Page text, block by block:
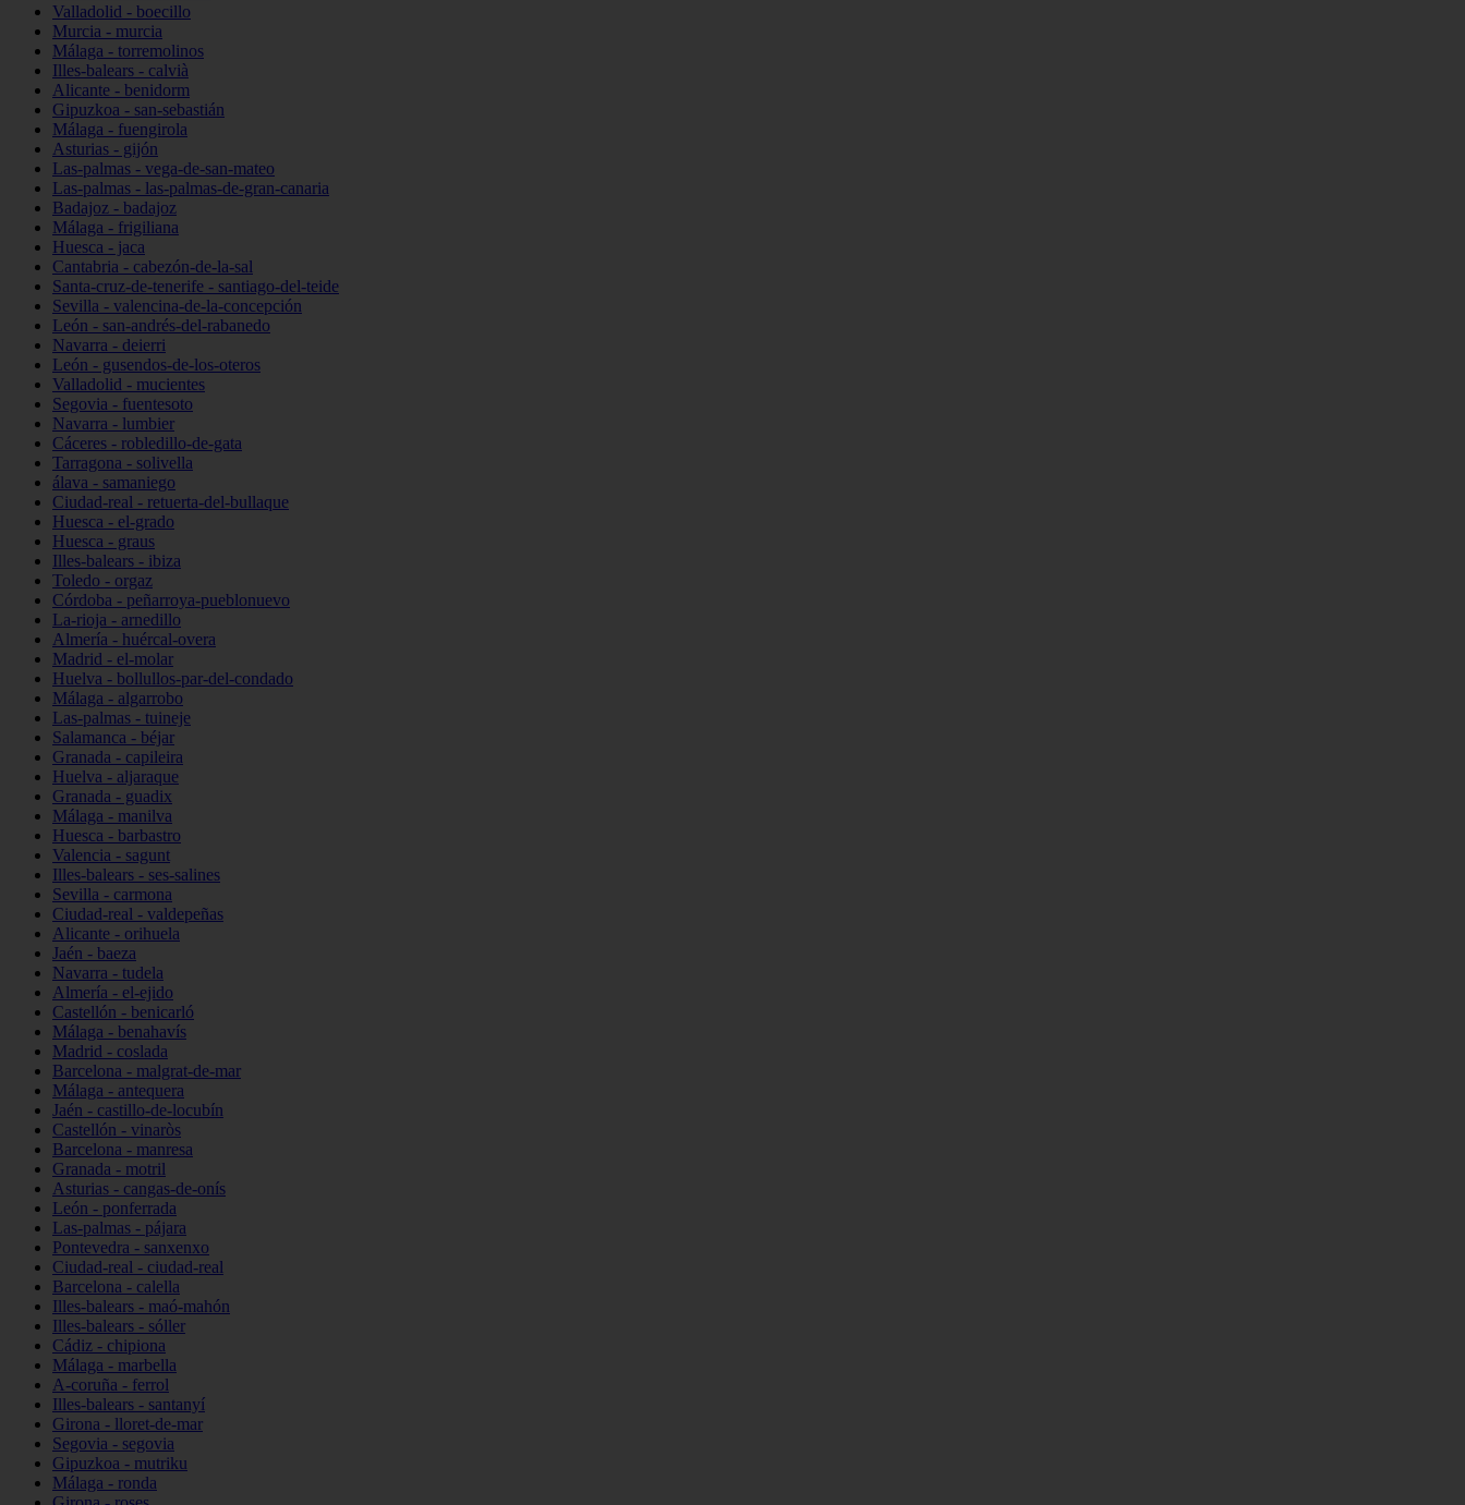
Valladolid - boecillo
Murcia - murcia
Málaga - torremolinos
Illes-balears - calvià
Alicante - benidorm
Gipuzkoa - san-sebastián
Málaga - fuengirola
Asturias - gijón
Las-palmas - vega-de-san-mateo
Las-palmas - las-palmas-de-gran-canaria
Badajoz - badajoz
Málaga - frigiliana
Huesca - jaca
Cantabria - cabezón-de-la-sal
Santa-cruz-de-tenerife - santiago-del-teide
Sevilla - valencina-de-la-concepción
León - san-andrés-del-rabanedo
Navarra - deierri
León - gusendos-de-los-oteros
Valladolid - mucientes
Segovia - fuentesoto
Navarra - lumbier
Cáceres - robledillo-de-gata
Tarragona - solivella
álava - samaniego
Ciudad-real - retuerta-del-bullaque
Huesca - el-grado
Huesca - graus
Illes-balears - ibiza
Toledo - orgaz
Córdoba - peñarroya-pueblonuevo
La-rioja - arnedillo
Almería - huércal-overa
Madrid - el-molar
Huelva - bollullos-par-del-condado
Málaga - algarrobo
Las-palmas - tuineje
Salamanca - béjar
Granada - capileira
Huelva - aljaraque
Granada - guadix
Málaga - manilva
Huesca - barbastro
Valencia - sagunt
Illes-balears - ses-salines
Sevilla - carmona
Ciudad-real - valdepeñas
Alicante - orihuela
Jaén - baeza
Navarra - tudela
Almería - el-ejido
Castellón - benicarló
Málaga - benahavís
Madrid - coslada
Barcelona - malgrat-de-mar
Málaga - antequera
Jaén - castillo-de-locubín
Castellón - vinaròs
Barcelona - manresa
Granada - motril
Asturias - cangas-de-onís
León - ponferrada
Las-palmas - pájara
Pontevedra - sanxenxo
Ciudad-real - ciudad-real
Barcelona - calella
Illes-balears - maó-mahón
Illes-balears - sóller
Cádiz - chipiona
Málaga - marbella
A-coruña - ferrol
Illes-balears - santanyí
Girona - lloret-de-mar
Segovia - segovia
Gipuzkoa - mutriku
Málaga - ronda